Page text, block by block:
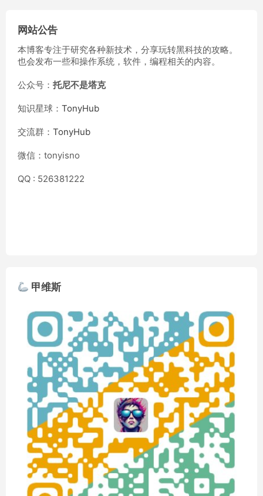
网站公告
本博客专注于研究各种新技术，分享玩转黑科技的攻略。
也会发布一些和操作系统，软件，编程相关的内容。
公众号： 托尼不是塔克
知识星球： TonyHub
交流群： TonyHub
微信：tonyisno
QQ : 526381222
甲维斯